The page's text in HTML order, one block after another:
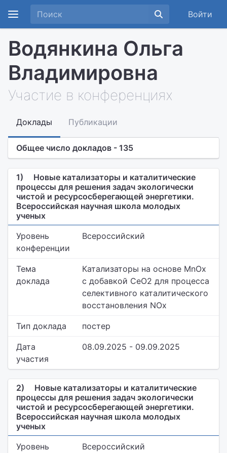
Войти
Водянкина Ольга
Владимировна
Участие в конференциях
Доклады Публикации
Общее число докладов - 135
1)
Новые катализаторы и каталитические
процессы для решения задач экологически
чистой и ресурсосберегающей энергетики.
Всероссийская научная школа молодых
ученых
Уровень
конференции
Всероссийский
Тема
доклада
Катализаторы на основе MnOx
с добавкой СеО2 для процесса
селективного каталитического
восстановления NOx
Тип доклада постер
Дата
участия
08.09.2025 - 09.09.2025
2)
Новые катализаторы и каталитические
процессы для решения задач экологически
чистой и ресурсосберегающей энергетики.
Всероссийская научная школа молодых
ученых
Уровень
Всероссийский